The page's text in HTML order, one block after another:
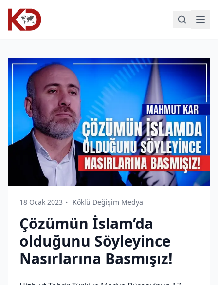
18 Ocak 2023 Köklü Değişim Medya
Çözümün İslam’da
olduğunu Söyleyince
Nasırlarına Basmışız!